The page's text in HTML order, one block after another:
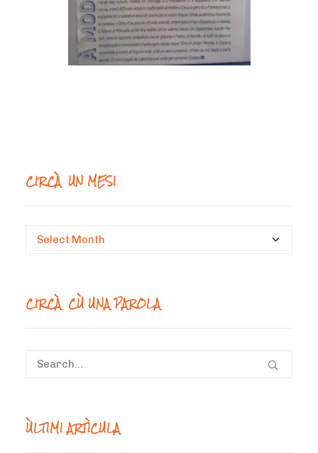
CIRCÀ UN MESI
Circà
CIRCÀ CÙ UNA PAROLA
ÙLTIMI ARTÌCULA